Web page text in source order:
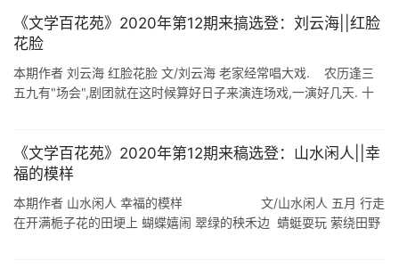
《文学百花苑》2020年第12期来搞选登：刘云海||红脸
花脸
本期作者 刘云海 红脸花脸 文/刘云海 老家经常唱大戏. 农历逢三
五九有"场会",剧团就在这时候算好日子来演连场戏,一演好几天. 十
《文学百花苑》2020年第12期来稿选登：山水闲人||幸
福的模样
本期作者 山水闲人 幸福的模样 文/山水闲人 五月 行走
在开满栀子花的田埂上 蝴蝶嬉闹 翠绿的秧禾边 蜻蜓耍玩 萦绕田野